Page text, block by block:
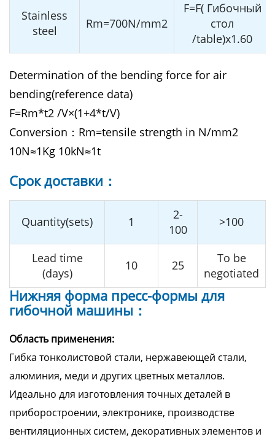
Stainless
steel
Rm=700N/mm2
F=F( Гибочный
стол
/table)x1.60
Determination of the bending force for air
bending(reference data)
F=Rm*t2 /V×(1+4*t/V)
Conversion：Rm=tensile strength in N/mm2
10N≈1Kg 10kN≈1t
Cрок доставки：
Quantity(sets) 1
2-
100
>100
Lead time
(days)
10 25
To be
negotiated
Нижняя форма пресс-формы для
гибочной машины：
Область применения:
Гибка тонколистовой стали, нержавеющей стали,
алюминия, меди и других цветных металлов.
Идеально для изготовления точных деталей в
приборостроении, электронике, производстве
вентиляционных систем, декоративных элементов и